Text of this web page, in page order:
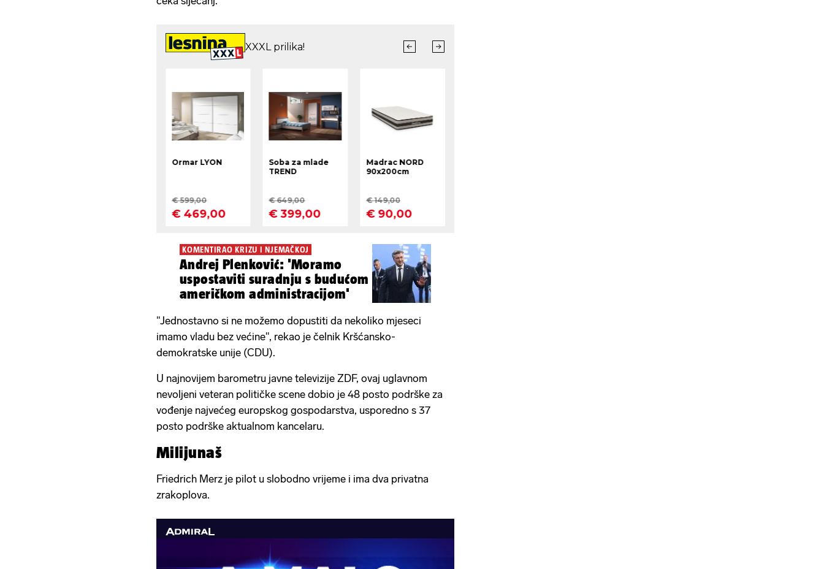
KOMENTIRAO KRIZU I NJEMAČKOJ
Andrej Plenković: 'Moramo
uspostaviti suradnju s budućom
američkom administracijom'
"Jednostavno si ne možemo dopustiti da nekoliko mjeseci
imamo vladu bez većine", rekao je čelnik Kršćansko-
demokratske unije (CDU).
U najnovijem barometru javne televizije ZDF, ovaj uglavnom
nevoljeni veteran političke scene dobio je 48 posto podrške za
vođenje najvećeg europskog gospodarstva, usporedno s 37
posto podrške aktualnom kancelaru.
Milijunaš
Friedrich Merz je pilot u slobodno vrijeme i ima dva privatna
zrakoplova.